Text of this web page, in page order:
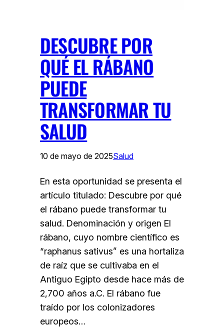
DESCUBRE POR
QUÉ EL RÁBANO
PUEDE
TRANSFORMAR TU
SALUD
10 de mayo de 2025Salud
En esta oportunidad se presenta el
artículo titulado: Descubre por qué
el rábano puede transformar tu
salud. Denominación y origen El
rábano, cuyo nombre científico es
“raphanus sativus” es una hortaliza
de raíz que se cultivaba en el
Antiguo Egipto desde hace más de
2,700 años a.C. El rábano fue
traído por los colonizadores
europeos…